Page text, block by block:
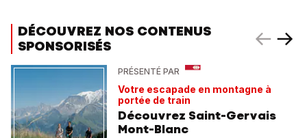
DÉCOUVREZ NOS CONTENUS
SPONSORISÉS
PRÉSENTÉ PAR
Votre escapade en montagne à
portée de train
Découvrez Saint-Gervais
Mont-Blanc